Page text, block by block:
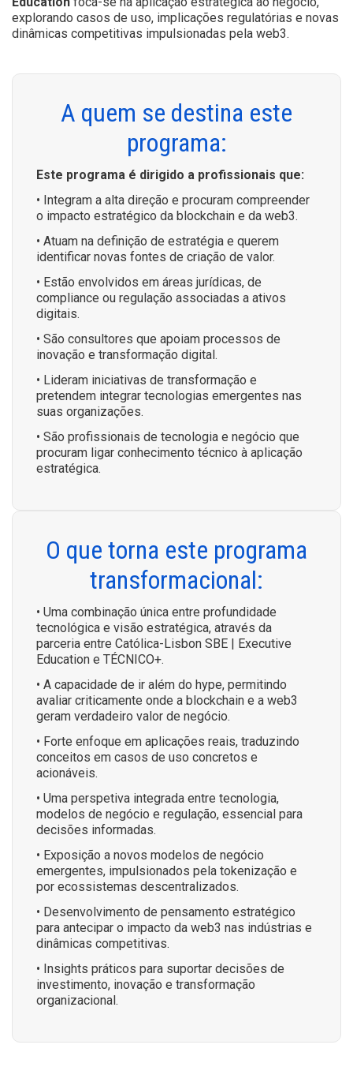
explorando casos de uso, implicações regulatórias e novas
dinâmicas competitivas impulsionadas pela web3.
A quem se destina este
programa:
Este programa é dirigido a profissionais que:
• Integram a alta direção e procuram compreender
o impacto estratégico da blockchain e da web3.
• Atuam na definição de estratégia e querem
identificar novas fontes de criação de valor.
• Estão envolvidos em áreas jurídicas, de
compliance ou regulação associadas a ativos
digitais.
• São consultores que apoiam processos de
inovação e transformação digital.
• Lideram iniciativas de transformação e
pretendem integrar tecnologias emergentes nas
suas organizações.
• São profissionais de tecnologia e negócio que
procuram ligar conhecimento técnico à aplicação
estratégica.
O que torna este programa
transformacional:
• Uma combinação única entre profundidade
tecnológica e visão estratégica, através da
parceria entre Católica-Lisbon SBE | Executive
Education e TÉCNICO+.
• A capacidade de ir além do hype, permitindo
avaliar criticamente onde a blockchain e a web3
geram verdadeiro valor de negócio.
• Forte enfoque em aplicações reais, traduzindo
conceitos em casos de uso concretos e
acionáveis.
• Uma perspetiva integrada entre tecnologia,
modelos de negócio e regulação, essencial para
decisões informadas.
• Exposição a novos modelos de negócio
emergentes, impulsionados pela tokenização e
por ecossistemas descentralizados.
• Desenvolvimento de pensamento estratégico
para antecipar o impacto da web3 nas indústrias e
dinâmicas competitivas.
• Insights práticos para suportar decisões de
investimento, inovação e transformação
organizacional.